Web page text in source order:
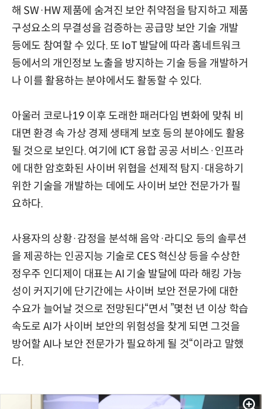
해 SW·HW 제품에 숨겨진 보안 취약점을 탐지하고 제품
구성요소의 무결성을 검증하는 공급망 보안 기술 개발
등에도 참여할 수 있다. 또 IoT 발달에 따라 홈네트워크
등에서의 개인정보 노출을 방지하는 기술 등을 개발하거
나 이를 활용하는 분야에서도 활동할 수 있다.
아울러 코로나19 이후 도래한 패러다임 변화에 맞춰 비
대면 환경 속 가상 경제 생태계 보호 등의 분야에도 활용
될 것으로 보인다. 여기에 ICT 융합 공공 서비스·인프라
에 대한 암호화된 사이버 위협을 선제적 탐지·대응하기
위한 기술을 개발하는 데에도 사이버 보안 전문가가 필
요하다.
사용자의 상황·감정을 분석해 음악·라디오 등의 솔루션
을 제공하는 인공지능 기술로 CES 혁신상 등을 수상한
정우주 인디제이 대표는 AI 기술 발달에 따라 해킹 가능
성이 커지기에 단기간에는 사이버 보안 전문가에 대한
수요가 늘어날 것으로 전망된다“면서 ”몇천 년 이상 학습
속도로 AI가 사이버 보안의 위험성을 찾게 되면 그것을
방어할 AI나 보안 전문가가 필요하게 될 것“이라고 말했
다.